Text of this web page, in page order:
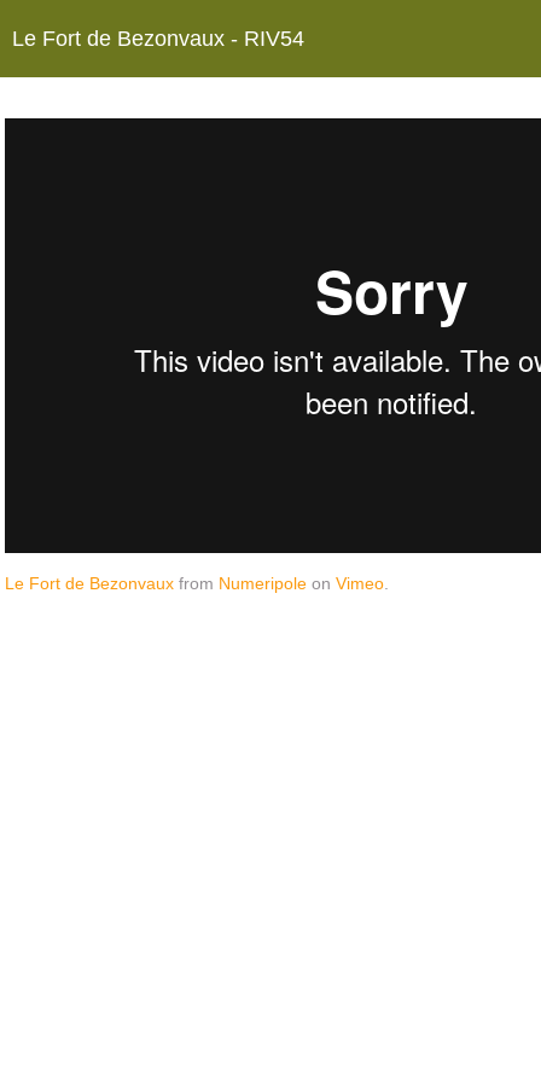
Le Fort de Bezonvaux - RIV54
Le Fort de Bezonvaux from Numeripole onVimeo.